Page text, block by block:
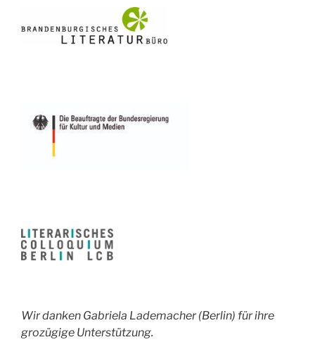
Wir danken Gabriela Lademacher (Berlin) für ihre
grozügige Unterstützung.